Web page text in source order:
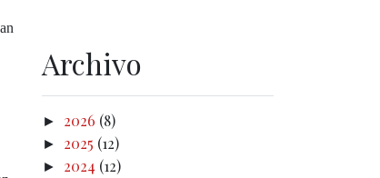
Archivo
► 2026 (8)
► 2025 (12)
► 2024 (12)